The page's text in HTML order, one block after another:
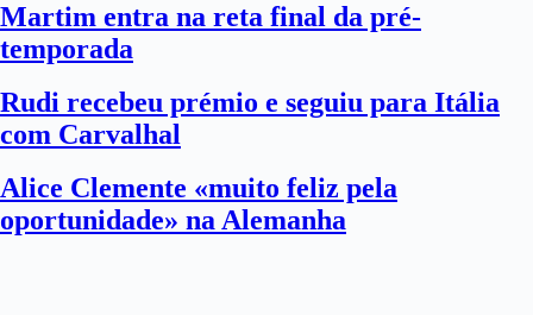
Martim entra na reta final da pré-
temporada
Rudi recebeu prémio e seguiu para Itália
com Carvalhal
Alice Clemente «muito feliz pela
oportunidade» na Alemanha